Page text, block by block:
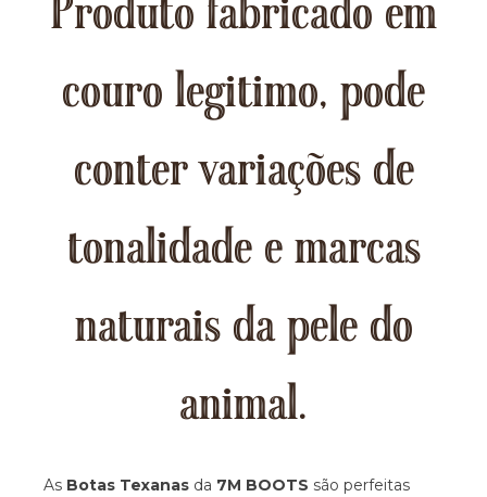
Produto fabricado em
couro legitimo, pode
conter variações de
tonalidade e marcas
naturais da pele do
animal.
As Botas Texanas da 7M BOOTS são perfeitas